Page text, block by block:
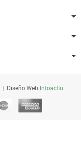
| Diseño Web Infoactiu